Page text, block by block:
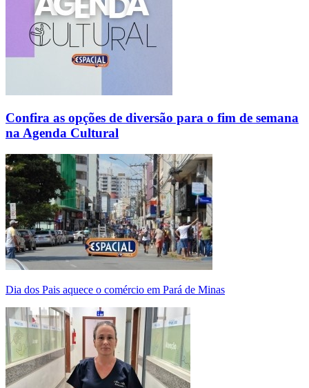
Confira as opções de diversão para o fim de semana
na Agenda Cultural
Dia dos Pais aquece o comércio em Pará de Minas